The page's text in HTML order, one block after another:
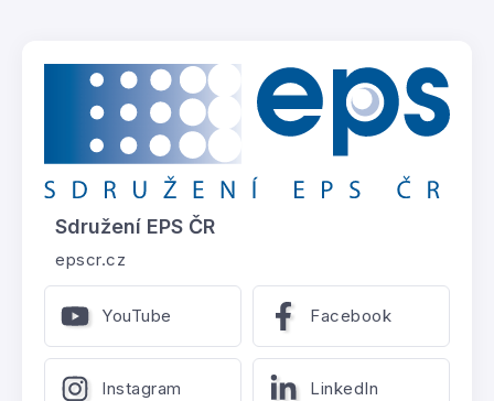
Sdružení EPS ČR
epscr.cz
YouTube Facebook
Instagram LinkedIn